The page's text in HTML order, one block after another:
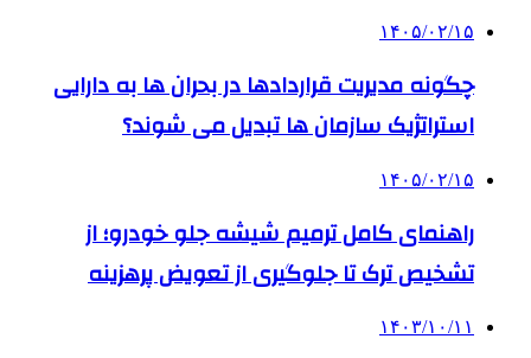
۱۴۰۵/۰۲/۱۵
چگونه مدیریت قراردادها در بحران ها به دارایی
استراتژیک سازمان ها تبدیل می شوند؟
۱۴۰۵/۰۲/۱۵
راهنمای کامل ترمیم شیشه جلو خودرو؛ از
تشخیص ترک تا جلوگیری از تعویض پرهزینه
۱۴۰۳/۱۰/۱۱